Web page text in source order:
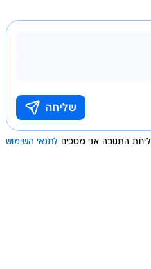
התגובה אני מסכים לתנאי השימוש